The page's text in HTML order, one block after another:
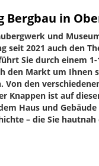
Bergbau in
und
seit 2021 auch den
Sie durch einem
den Markt um Ihnen
Von den
Knappen ist auf
Haus und
– die Sie hautnah